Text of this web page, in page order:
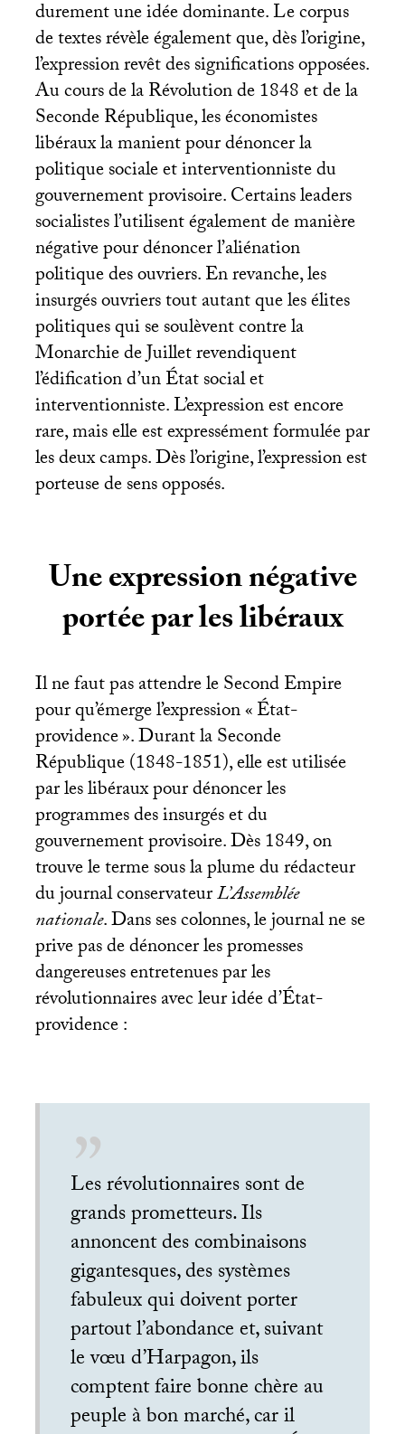
durement une idée dominante. Le corpus
de textes révèle également que, dès l’origine,
l’expression revêt des significations opposées.
Au cours de la Révolution de 1848 et de la
Seconde République, les économistes
libéraux la manient pour dénoncer la
politique sociale et interventionniste du
gouvernement provisoire. Certains leaders
socialistes l’utilisent également de manière
négative pour dénoncer l’aliénation
politique des ouvriers. En revanche, les
insurgés ouvriers tout autant que les élites
politiques qui se soulèvent contre la
Monarchie de Juillet revendiquent
l’édification d’un État social et
interventionniste. L’expression est encore
rare, mais elle est expressément formulée par
les deux camps. Dès l’origine, l’expression est
porteuse de sens opposés.
Une expression négative
portée par les libéraux
Il ne faut pas attendre le Second Empire
pour qu’émerge l’expression «État-
providence». Durant la Seconde
République (1848-1851), elle est utilisée
par les libéraux pour dénoncer les
programmes des insurgés et du
gouvernement provisoire. Dès 1849, on
trouve le terme sous la plume du rédacteur
du journal conservateurL’Assemblée
nationale. Dans ses colonnes, le journal ne se
prive pas de dénoncer les promesses
dangereuses entretenues par les
révolutionnaires avec leur idée d’État-
providence :
Les révolutionnaires sont de
grands prometteurs. Ils
annoncent des combinaisons
gigantesques, des systèmes
fabuleux qui doivent porter
partout l’abondance et, suivant
le vœu d’Harpagon, ils
comptent faire bonne chère au
peuple à bon marché, car il